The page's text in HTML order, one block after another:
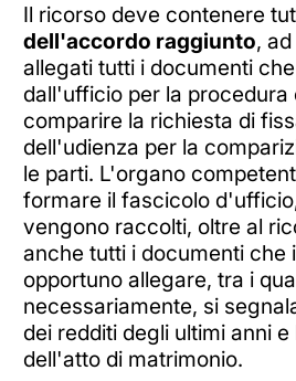
Il ricorso deve contenere
dell'accordo raggiunto,
allegati tutti i documenti
dall'ufficio per la procedura
comparire la richiesta di
dell'udienza per la
le parti. L'organo
formare il fascicolo
vengono raccolti, oltre al
anche tutti i documenti che
opportuno allegare, tra i
necessariamente, si
dei redditi degli ultimi anni
dell'atto di matrimonio.